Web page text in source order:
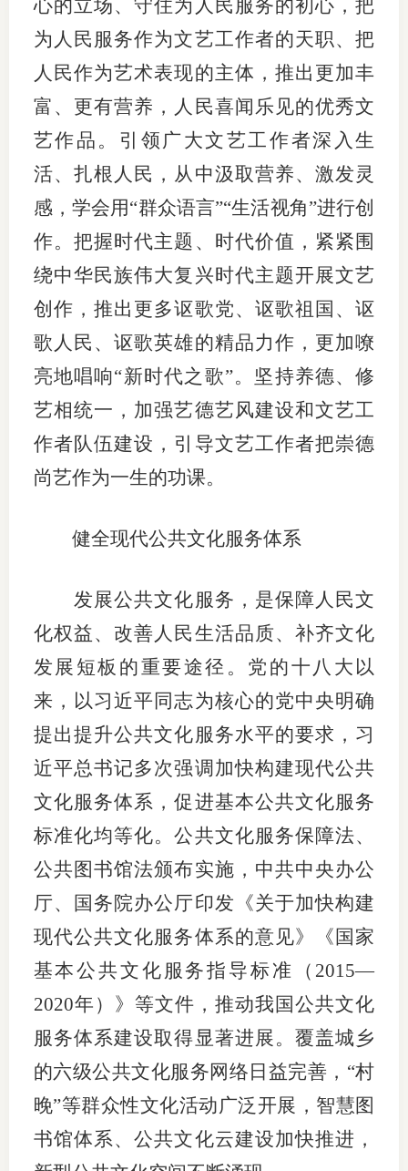
心的立场、守住为人民服务的初心，把
为人民服务作为文艺工作者的天职、把
人民作为艺术表现的主体，推出更加丰
富、更有营养，人民喜闻乐见的优秀文
艺作品。引领广大文艺工作者深入生
活、扎根人民，从中汲取营养、激发灵
感，学会用“群众语言”“生活视角”进行创
作。把握时代主题、时代价值，紧紧围
绕中华民族伟大复兴时代主题开展文艺
创作，推出更多讴歌党、讴歌祖国、讴
歌人民、讴歌英雄的精品力作，更加嘹
亮地唱响“新时代之歌”。坚持养德、修
艺相统一，加强艺德艺风建设和文艺工
作者队伍建设，引导文艺工作者把崇德
尚艺作为一生的功课。
健全现代公共文化服务体系
发展公共文化服务，是保障人民文
化权益、改善人民生活品质、补齐文化
发展短板的重要途径。党的十八大以
来，以习近平同志为核心的党中央明确
提出提升公共文化服务水平的要求，习
近平总书记多次强调加快构建现代公共
文化服务体系，促进基本公共文化服务
标准化均等化。公共文化服务保障法、
公共图书馆法颁布实施，中共中央办公
厅、国务院办公厅印发《关于加快构建
现代公共文化服务体系的意见》《国家
基本公共文化服务指导标准（2015—
2020年）》等文件，推动我国公共文化
服务体系建设取得显著进展。覆盖城乡
的六级公共文化服务网络日益完善，“村
晚”等群众性文化活动广泛开展，智慧图
书馆体系、公共文化云建设加快推进，